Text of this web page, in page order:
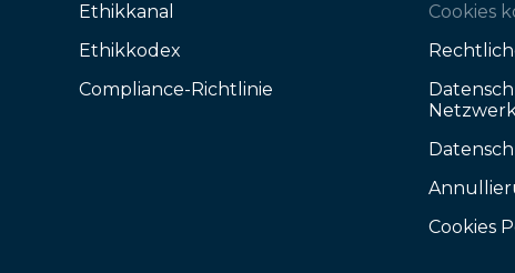
Ethikkanal
Ethikkodex
Compliance-Richtlinie
Cookies
Cookies